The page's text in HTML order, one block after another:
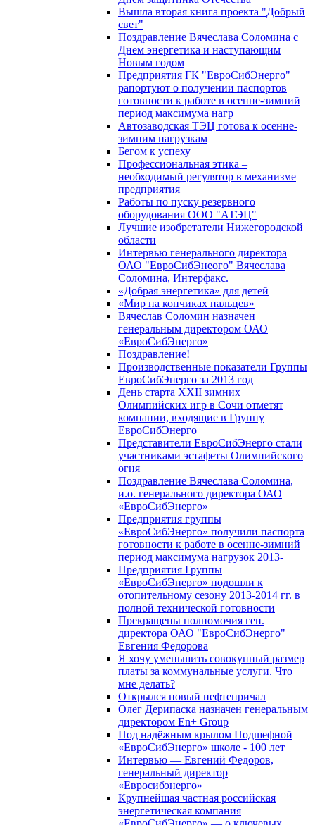
Вышла вторая книга проекта "Добрый
свет"
Поздравление Вячеслава Соломина с
Днем энергетика и наступающим
Новым годом
Предприятия ГК "ЕвроСибЭнерго"
рапортуют о получении паспортов
готовности к работе в осенне-зимний
период максимума нагр
Автозаводская ТЭЦ готова к осенне-
зимним нагрузкам
Бегом к успеху
Профессиональная этика –
необходимый регулятор в механизме
предприятия
Работы по пуску резервного
оборудования ООО "АТЭЦ"
Лучшие изобретатели Нижегородской
области
Интервью генерального директора
ОАО "ЕвроСибЭнеого" Вячеслава
Соломина, Интерфакс.
«Добрая энергетика» для детей
«Мир на кончиках пальцев»
Вячеслав Соломин назначен
генеральным директором ОАО
«ЕвроСибЭнерго»
Поздравление!
Производственные показатели Группы
ЕвроСибЭнерго за 2013 год
День старта XXII зимних
Олимпийских игр в Сочи отметят
компании, входящие в Группу
ЕвроСибЭнерго
Представители ЕвроСибЭнерго стали
участниками эстафеты Олимпийского
огня
Поздравление Вячеслава Соломина,
и.о. генерального директора ОАО
«ЕвроСибЭнерго»
Предприятия группы
«ЕвроСибЭнерго» получили паспорта
готовности к работе в осенне-зимний
период максимума нагрузок 2013-
Предприятия Группы
«ЕвроСибЭнерго» подошли к
отопительному сезону 2013-2014 гг. в
полной технической готовности
Прекращены полномочия ген.
директора ОАО "ЕвроСибЭнерго"
Евгения Федорова
Я хочу уменьшить совокупный размер
платы за коммунальные услуги. Что
мне делать?
Открылся новый нефтепричал
Олег Дерипаска назначен генеральным
директором En+ Group
Под надёжным крылом Подшефной
«ЕвроСибЭнерго» школе - 100 лет
Интервью — Евгений Федоров,
генеральный директор
«Евросибэнерго»
Крупнейшая частная российская
энергетическая компания